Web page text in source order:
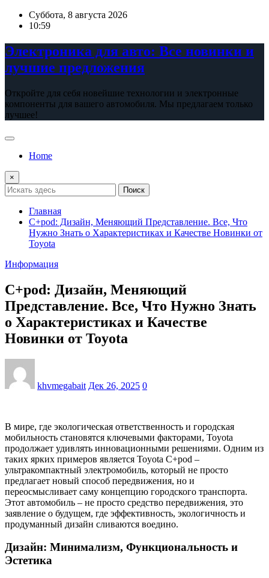
ПерейтиСуббота, 8 августа 2026
10:59
Электроника для авто: Все новинки и
лучшие предложения
Откройте для себя новейшие технологии и электронные
компоненты для вашего автомобиля. Мы предлагаем только
лучшее!
Home
×
Поиск
Главная
C+pod: Дизайн, Меняющий Представление. Все, Что
Нужно Знать о Характеристиках и Качестве Новинки от
Toyota
Информация
C+pod: Дизайн, Меняющий
Представление. Все, Что Нужно Знать
о Характеристиках и Качестве
Новинки от Toyota
khvmegabait Дек 26, 2025 0
В мире, где экологическая ответственность и городская
мобильность становятся ключевыми факторами, Toyota
продолжает удивлять инновационными решениями. Одним из
таких ярких примеров является Toyota C+pod –
ультракомпактный электромобиль, который не просто
предлагает новый способ передвижения, но и
переосмысливает саму концепцию городского транспорта.
Этот автомобиль – не просто средство передвижения, это
заявление о будущем, где эффективность, экологичность и
продуманный дизайн сливаются воедино.
Дизайн: Минимализм, Функциональность и
Эстетика